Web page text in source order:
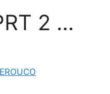
2 …